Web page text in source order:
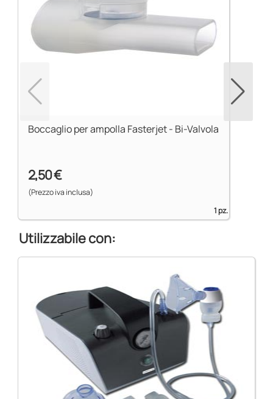
Boccaglio per ampolla Fasterjet - Bi-Valvola
2,50 €
(Prezzo iva inclusa)
1 pz.
Utilizzabile con: